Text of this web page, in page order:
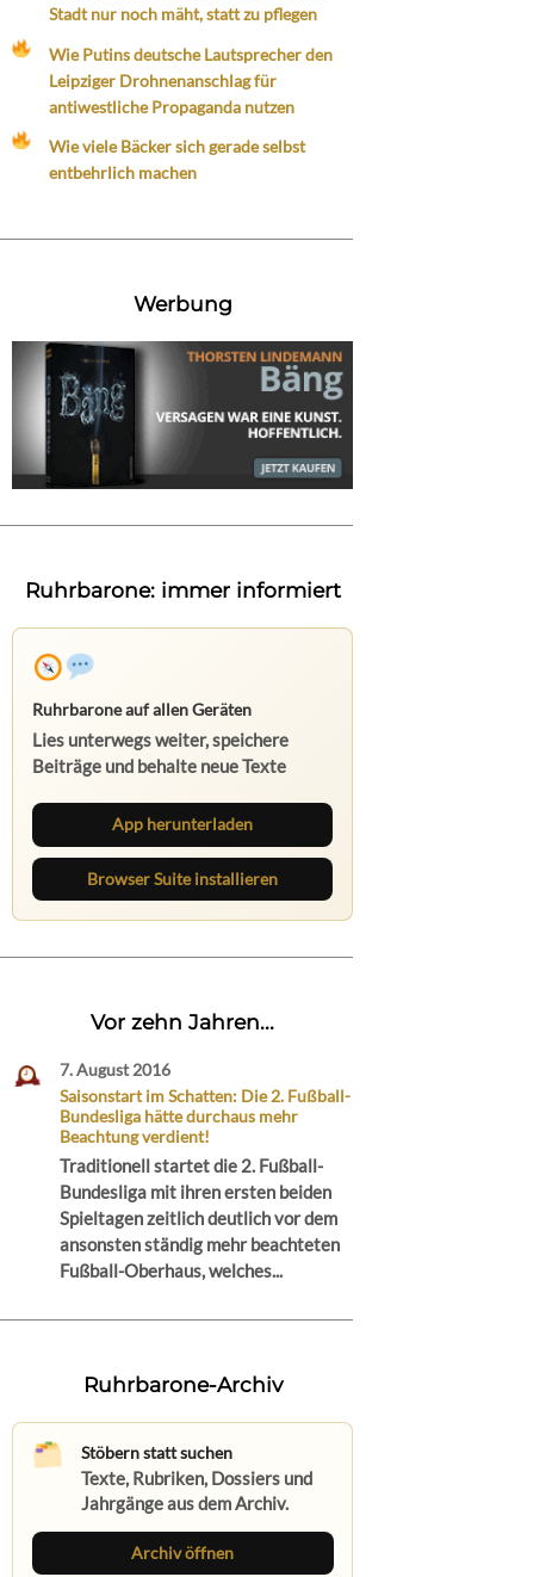
Stadt nur noch mäht, statt zu pflegen
Wie Putins deutsche Lautsprecher den
Leipziger Drohnenanschlag für
antiwestliche Propaganda nutzen
Wie viele Bäcker sich gerade selbst
entbehrlich machen
Werbung
Ruhrbarone: immer informiert
Ruhrbarone auf allen Geräten
Lies unterwegs weiter, speichere
Beiträge und behalte neue Texte
App herunterladen
Browser Suite installieren
Vor zehn Jahren...
7. August 2016
Saisonstart im Schatten: Die 2. Fußball-
Bundesliga hätte durchaus mehr
Beachtung verdient!
Traditionell startet die 2. Fußball-
Bundesliga mit ihren ersten beiden
Spieltagen zeitlich deutlich vor dem
ansonsten ständig mehr beachteten
Fußball-Oberhaus, welches...
Ruhrbarone-Archiv
Stöbern statt suchen
Texte, Rubriken, Dossiers und
Jahrgänge aus dem Archiv.
Archiv öffnen